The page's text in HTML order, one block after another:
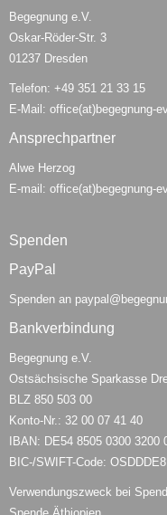
Begegnung e.V.
Oskar-Röder-Str. 3
01237 Dresden
Telefon: +49 351 21 33 15
E-Mail: office(at)begegnung-
Ansprechpartner
Alwe Herzog
E-mail: office(at)begegnung-
Spenden
PayPal
Spenden an
Bankverbindung
Begegnung e.V.
Ostsächsische Sparkasse
BLZ 850 503 00
Konto-Nr.: 32 00 07 41 40
IBAN: DE54 8505 0300 3200
BIC-/SWIFT-Code:
Verwendungszweck bei